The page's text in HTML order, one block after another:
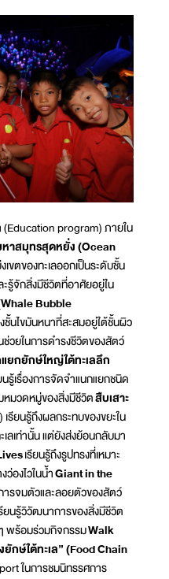
program) ภายใน
าสมุทรสุดหยั่ง (Ocean
เขตของทะเลออกเป็นระดับชั้น
รู้จักสิ่งมีชีวิตที่อาศัยอยู่ใน
Bubble
ชั้นไขมันหนาที่สะสมอยู่ใต้ชั้นผิว
วยในการดำรงชีวิตของสัตว์
ยกยักษ์ใหญ่ใต้ทะเลลึก
นรู้เรื่องการจัดจำแนกแยกชนิด
มวดหมู่ของสิ่งมีชีวิตสืบเสาะ
) เรียนรู้ถึงผลกระทบของขยะใน
เลเท่านั้น แต่ยังส่งย้อนกลับมา
เรียนรู้ถึงรูปทรงที่เหมาะ
องไวในน้ำGiant in the
ารจมตัวและลอยตัวของสัตว์
ยนรู้วิวัฒนาการของสิ่งมีชีวิต
พร้อมร่วมกิจกรรมWalk
กษ์ใต้ทะเล” (Food Chain
ในการชมนิทรรศการ